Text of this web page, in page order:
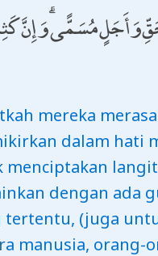
وَأَجَلٍ مُسَمًّى ۗ وَإِنَّ
mereka
dalam hati
menciptakan
dengan ada
tertentu, (juga
manusia, orang-